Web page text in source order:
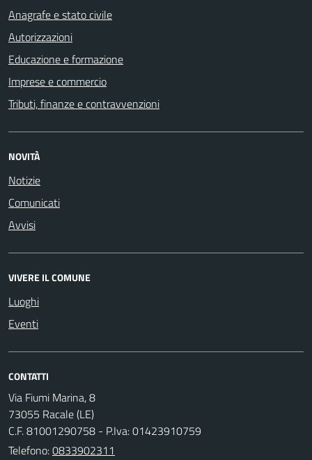
Anagrafe e stato civile
Autorizzazioni
Educazione e formazione
Imprese e commercio
Tributi, finanze e contravvenzioni
NOVITÀ
Notizie
Comunicati
Avvisi
VIVERE IL COMUNE
Luoghi
Eventi
CONTATTI
Via Fiumi Marina, 8
73055 Racale (LE)
C.F. 81001290758 - P.Iva: 01423910759
Telefono:0833902311